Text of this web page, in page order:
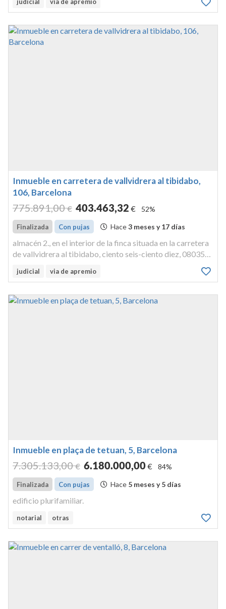
acceso desde la referencia anterior y también por el camí
judicial via de apremio
Inmueble en carretera de vallvidrera al tibidabo,
106, Barcelona
775.891,00 € 403.463,32 € 52%
Finalizada Con pujas Hace3 meses y 17 días
almacén 2., en el interior de la finca situada en la carretera
de vallvidrera al tibidabo, ciento seis-ciento diez, 08035
también por el camí de sant cugat, cuarenta y dos, 08035
judicial via de apremio
Inmueble en plaça de tetuan, 5, Barcelona
7.305.133,00 € 6.180.000,00€ 84%
Finalizada Con pujas Hace 5 meses y 5 días
edificio plurifamiliar.
notarial otras